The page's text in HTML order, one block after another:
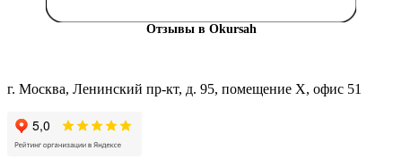
Отзывы в Okursah
г. Москва, Ленинский пр-кт, д. 95, помещение Х, офис 51